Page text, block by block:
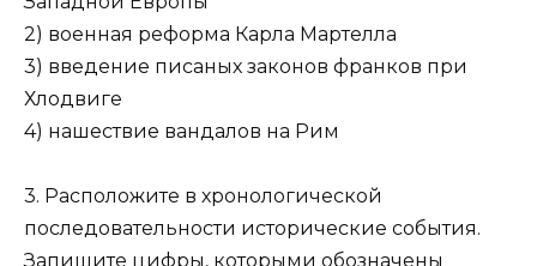
2) военная реформа Карла Мартелла
3) введение писаных законов франков при
Хлодвиге
4) нашествие вандалов на Рим
3. Расположите в хронологической
последовательности исторические события.
Запишите цифры, которыми обозначены